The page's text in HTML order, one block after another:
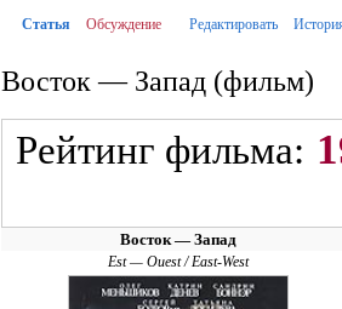
Статья Обсуждение Редактировать
Восток — Запад (фильм)
Рейтинг фильма:
Восток — Запад
Est — Ouest / East-West